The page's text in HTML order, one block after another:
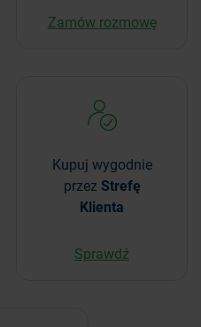
Zamów rozmowę
Kupuj wygodnie
przez Strefę
Klienta
Sprawdź